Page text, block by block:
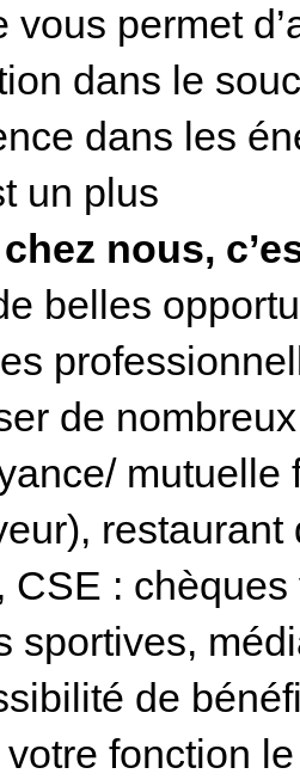
vous permet
dans le
dans les
un plus
nous,
nombreux
mutuelle
CSE :
sportives,
de
fonction